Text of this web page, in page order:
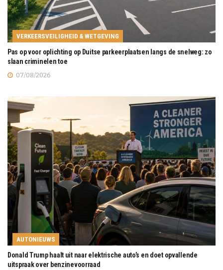
VERKEERSVEILIGHEID & WETGEVING
Pas op voor oplichting op Duitse parkeerplaatsen langs de snelweg: zo
slaan criminelen toe
07/08/2026
AUTONIEUWS
Donald Trump haalt uit naar elektrische auto’s en doet opvallende
uitspraak over benzinevoorraad